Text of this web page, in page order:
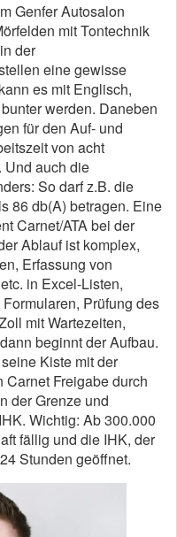
Genfer Autosalon
mit Tontechnik
der
eine gewisse
es mit Englisch,
werden. Daneben
für den Auf- und
von acht
Und auch die
So darf z.B. die
86 db(A) betragen. Eine
Carnet/ATA bei der
Ablauf ist komplex,
Erfassung von
in Excel-Listen,
Prüfung des
mit Wartezeiten,
beginnt der Aufbau.
Kiste mit der
Carnet Freigabe durch
der Grenze und
Wichtig: Ab 300.000
fällig und die IHK, der
Stunden geöffnet.